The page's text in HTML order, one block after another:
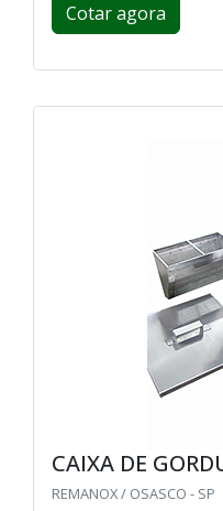
Cotar agora
CAIXA DE
REMANOX / OSASCO - SP